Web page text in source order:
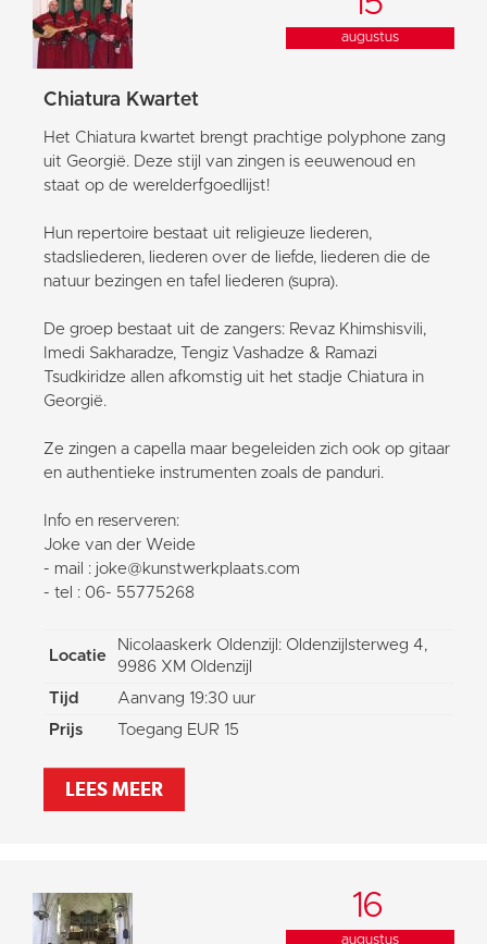
augustus
Chiatura Kwartet
Het Chiatura kwartet brengt prachtige polyphone zang
uit Georgië. Deze stijl van zingen is eeuwenoud en
staat op de werelderfgoedlijst!
Hun repertoire bestaat uit religieuze liederen,
stadsliederen, liederen over de liefde, liederen die de
natuur bezingen en tafel liederen (supra).
De groep bestaat uit de zangers: Revaz Khimshisvili,
Imedi Sakharadze, Tengiz Vashadze & Ramazi
Tsudkiridze allen afkomstig uit het stadje Chiatura in
Georgië.
Ze zingen a capella maar begeleiden zich ook op gitaar
en authentieke instrumenten zoals de panduri.
Info en reserveren:
Joke van der Weide
- mail : joke@kunstwerkplaats.com
- tel : 06- 55775268
Locatie
Nicolaaskerk Oldenzijl: Oldenzijlsterweg 4,
9986 XM Oldenzijl
Tijd
Aanvang 19:30 uur
Prijs
Toegang EUR 15
LEES MEER
16
augustus